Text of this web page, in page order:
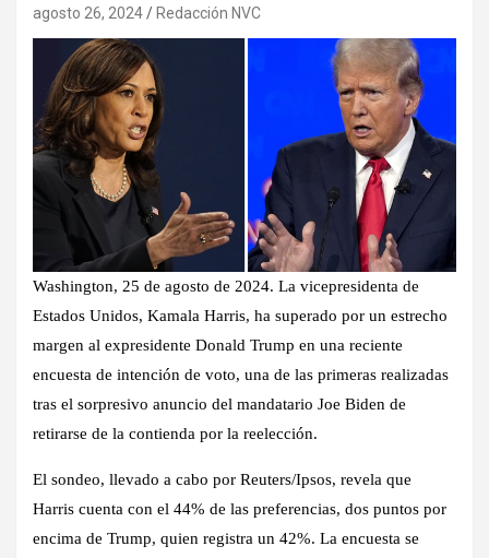
agosto 26, 2024 Redacción NVC
Washington, 25 de agosto de 2024. La vicepresidenta de
Estados Unidos, Kamala Harris, ha superado por un estrecho
margen al expresidente Donald Trump en una reciente
encuesta de intención de voto, una de las primeras realizadas
tras el sorpresivo anuncio del mandatario Joe Biden de
retirarse de la contienda por la reelección.
El sondeo, llevado a cabo por Reuters/Ipsos, revela que
Harris cuenta con el 44% de las preferencias, dos puntos por
encima de Trump, quien registra un 42%. La encuesta se